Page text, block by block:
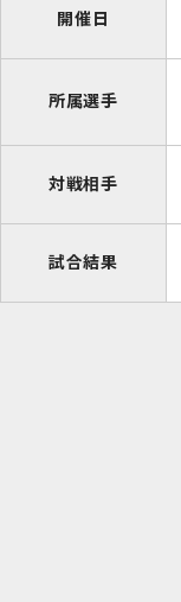
開催日
所属選手
対戦相手
試合結果